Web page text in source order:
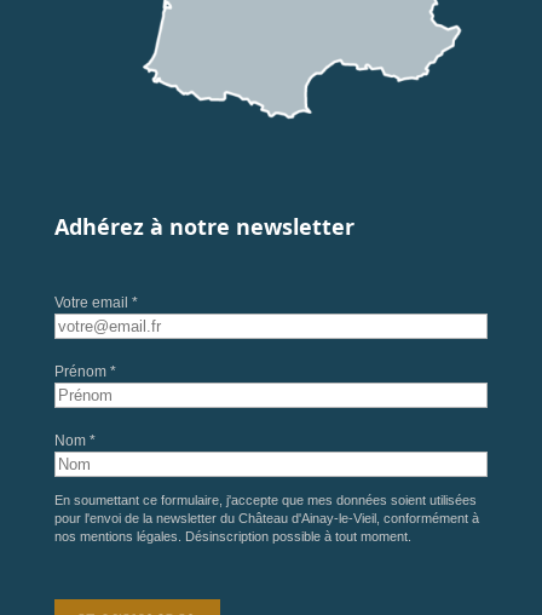
Adhérez à notre newsletter
Votre email *
Prénom *
Nom *
En soumettant ce formulaire, j'accepte que mes données soient utilisées
pour l'envoi de la newsletter du Château d'Ainay-le-Vieil, conformément à
nos mentions légales . Désinscription possible à tout moment.